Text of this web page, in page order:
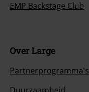
EMP Backstage Club
Over Large
Partnerprogramma's